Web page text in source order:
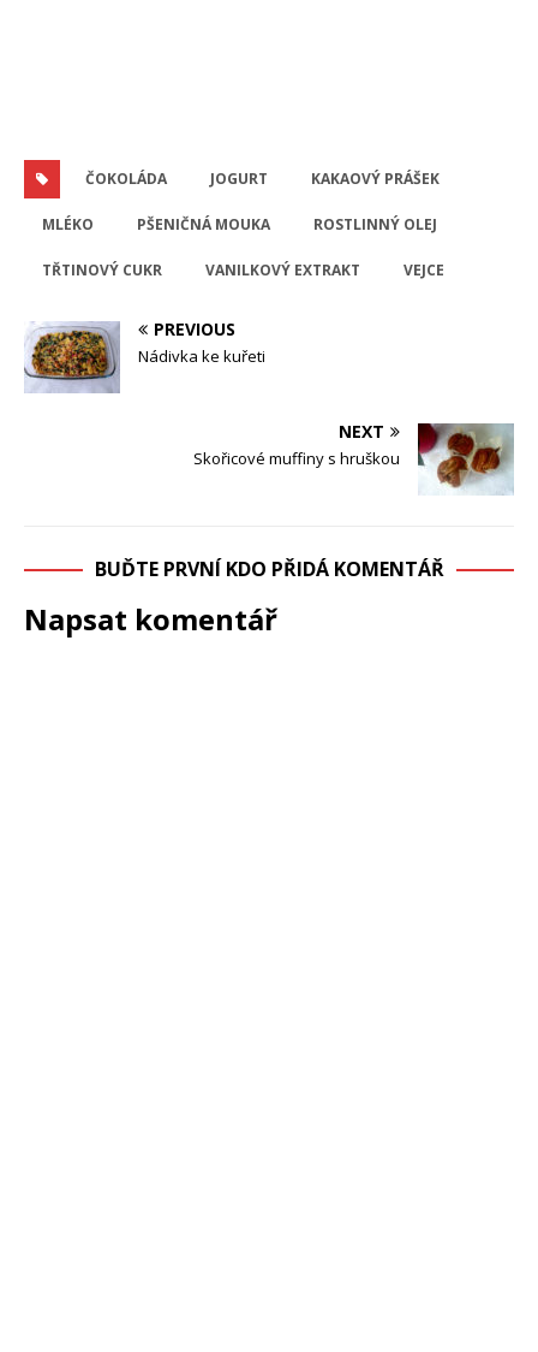
ČOKOLÁDA JOGURT KAKAOVÝ PRÁŠEK
MLÉKO PŠENIČNÁ MOUKA ROSTLINNÝ OLEJ
TŘTINOVÝ CUKR VANILKOVÝ EXTRAKT VEJCE
PREVIOUS
Nádivka ke kuřeti
NEXT
Skořicové muffiny s hruškou
BUĎTE PRVNÍ KDO PŘIDÁ KOMENTÁŘ
Napsat komentář